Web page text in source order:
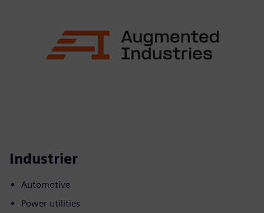
Industrier
Automotive
Power utilities